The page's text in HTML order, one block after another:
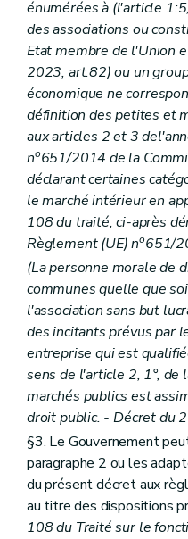
énumérées à (l'article
des associations ou
Etat membre de l'Union
2023, art.82) ou un
économique ne
définition des petites et
aux articles 2 et 3
no651/2014 de la
déclarant certaines
le marché intérieur en
108 du traité, ci-après
Règlement (UE) no651/
(La personne morale de
communes quelle que
l'association sans but
des incitants prévus par
entreprise qui est
sens de l'article 2, 1°,
marchés publics est
droit public. - Décret du
§3. Le Gouvernement
paragraphe 2 ou les
du présent décret aux
au titre des dispositions
108 du Traité sur le